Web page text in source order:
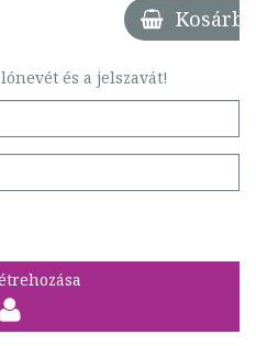
Kosárba
és a jelszavát!